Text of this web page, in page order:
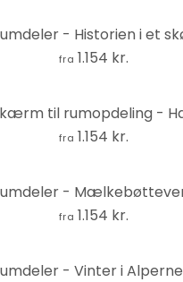
fra 1.154 kr.
fra 1.154 kr.
fra 1.154 kr.